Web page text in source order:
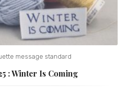
message standard
: Winter Is Coming